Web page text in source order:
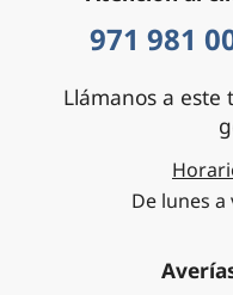
971 981
Llámanos a
De lunes a